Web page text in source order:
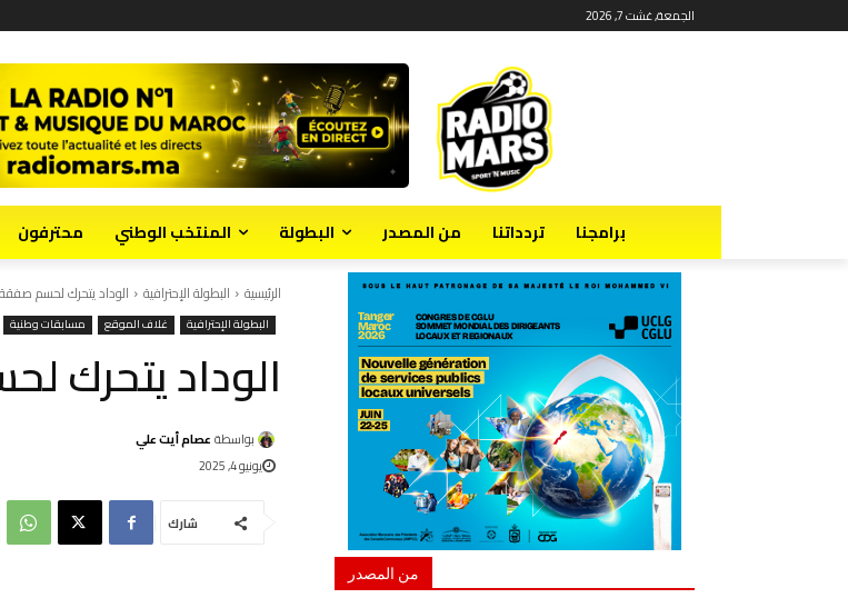
الجمعة, غشت 7, 2026
برامجنا تردداتنا من المصدر البطولة المنتخب الوطني محترفون
الرئيسية البطولة الإحترافية الوداد يتحرك لحسم
البطولة الإحترافية غلاف الموقع مسابقات وطنية
الوداد يتحرك
بواسطة عصام أيت علي
يونيو 4, 2025
شارك
من المصدر